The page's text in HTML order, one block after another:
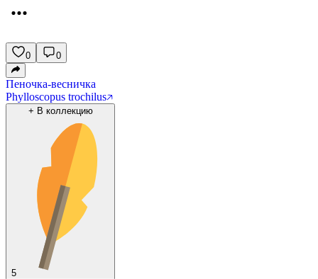
0 0
Пеночка-весничка
Phylloscopus trochilus
+ В коллекцию
5